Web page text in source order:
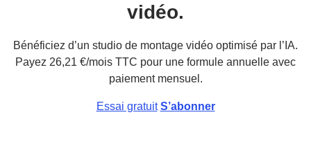
vidéo.
Bénéficiez d’un studio de montage vidéo optimisé par l’IA.
Payez 26,21 €/mois TTC pour une formule annuelle avec
paiement mensuel.
Essai gratuit S’abonner